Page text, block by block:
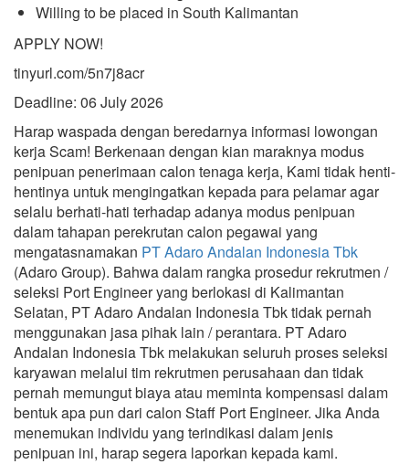
Willing to be placed in South Kalimantan
APPLY NOW!
tinyurl.com/5n7j8acr
Deadline: 06 July 2026
Harap waspada dengan beredarnya informasi lowongan
kerja Scam! Berkenaan dengan kian maraknya modus
penipuan penerimaan calon tenaga kerja, Kami tidak henti-
hentinya untuk mengingatkan kepada para pelamar agar
selalu berhati-hati terhadap adanya modus penipuan
dalam tahapan perekrutan calon pegawai yang
mengatasnamakan PT Adaro Andalan Indonesia Tbk
(Adaro Group). Bahwa dalam rangka prosedur rekrutmen /
seleksi Port Engineer yang berlokasi di Kalimantan
Selatan, PT Adaro Andalan Indonesia Tbk tidak pernah
menggunakan jasa pihak lain / perantara. PT Adaro
Andalan Indonesia Tbk melakukan seluruh proses seleksi
karyawan melalui tim rekrutmen perusahaan dan tidak
pernah memungut biaya atau meminta kompensasi dalam
bentuk apa pun dari calon Staff Port Engineer. Jika Anda
menemukan individu yang terindikasi dalam jenis
penipuan ini, harap segera laporkan kepada kami.